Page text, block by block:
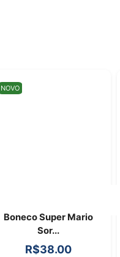
NOVO
Boneco Super Mario
Sor...
R$38.00